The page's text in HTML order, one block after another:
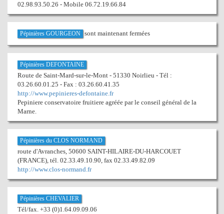
02.98.93.50.26 - Mobile 06.72.19.66.84
Pépinières GOURGEON sont maintenant fermées
Pépinières DEFONTAINE
Route de Saint-Mard-sur-le-Mont - 51330 Noirlieu - Tél :
03.26.60.01.25 - Fax : 03.26.60.41.35
http://www.pepinieres-defontaine.fr
Pepiniere conservatoire fruitiere agréée par le conseil général de la
Marne.
Pépinières du CLOS NORMAND
route d'Avranches, 50600 SAINT-HILAIRE-DU-HARCOUET
(FRANCE), tél. 02.33.49.10.90, fax 02.33.49.82.09
http://www.clos-normand.fr
Pépinières CHEVALIER
Tél/fax. +33 (0)1.64.09.09.06